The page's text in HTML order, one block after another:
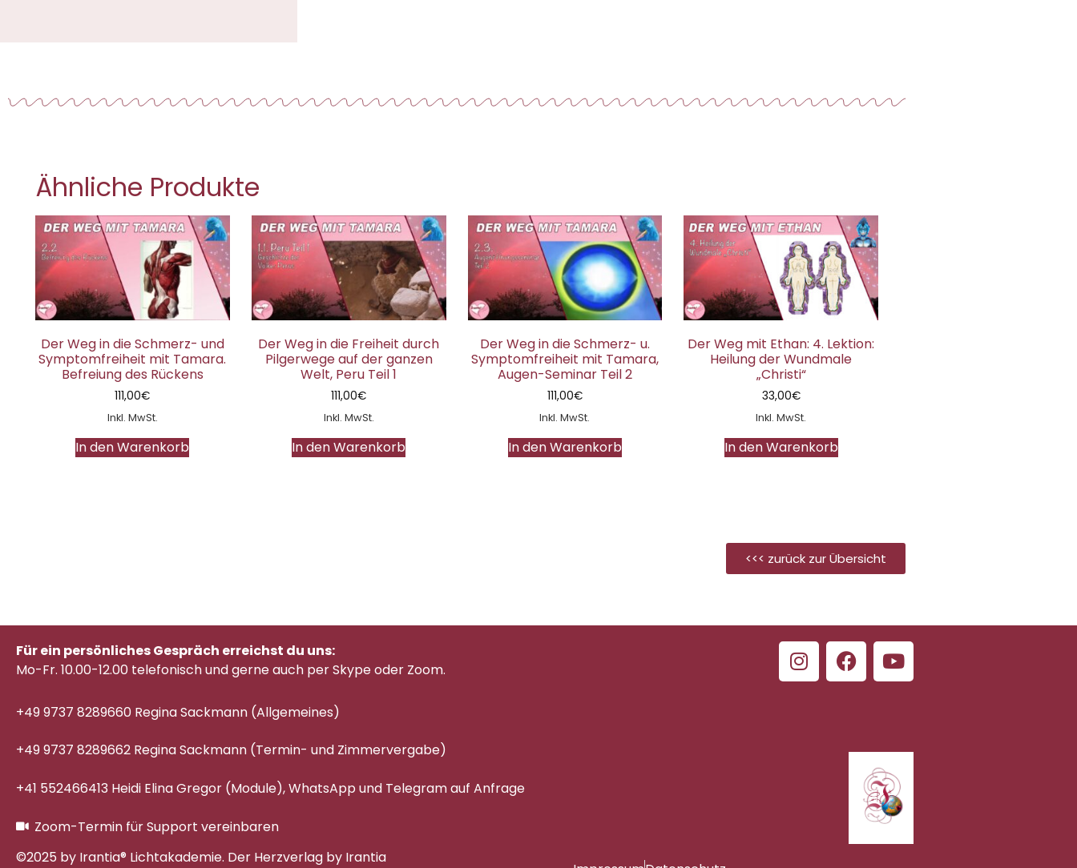
Ähnliche Produkte
Der Weg in die Schmerz- und
Symptomfreiheit mit Tamara.
Befreiung des Rückens
111,00€
Inkl. MwSt.
In den Warenkorb
Der Weg in die Freiheit durch
Pilgerwege auf der ganzen
Welt, Peru Teil 1
111,00€
Inkl. MwSt.
In den Warenkorb
Der Weg in die Schmerz- u.
Symptomfreiheit mit Tamara,
Augen-Seminar Teil 2
111,00€
Inkl. MwSt.
In den Warenkorb
Der Weg mit Ethan: 4. Lektion:
Heilung der Wundmale
„Christi“
33,00€
Inkl. MwSt.
In den Warenkorb
<<< zurück zur Übersicht
Für ein persönliches Gespräch erreichst du uns:
Mo-Fr. 10.00-12.00 telefonischund gerne auch per Skype oder Zoom.
+49 9737 8289660 Regina Sackmann (Allgemeines)
+49 9737 8289662 Regina Sackmann (Termin- und Zimmervergabe)
+41 552466413 Heidi Elina Gregor (Module), WhatsApp und Telegram auf Anfrage
Zoom-Termin für Support vereinbaren
©2025 by Irantia® Lichtakademie. Der Herzverlag by Irantia